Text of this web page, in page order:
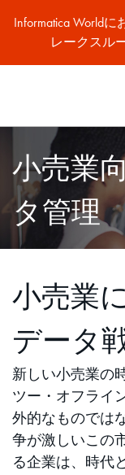
Informatica World
レークスル
小売業
タ管理
小売業
データ
新しい小売業の
ツー・オフライ
外的なものでは
争が激しいこの
る企業は、時代